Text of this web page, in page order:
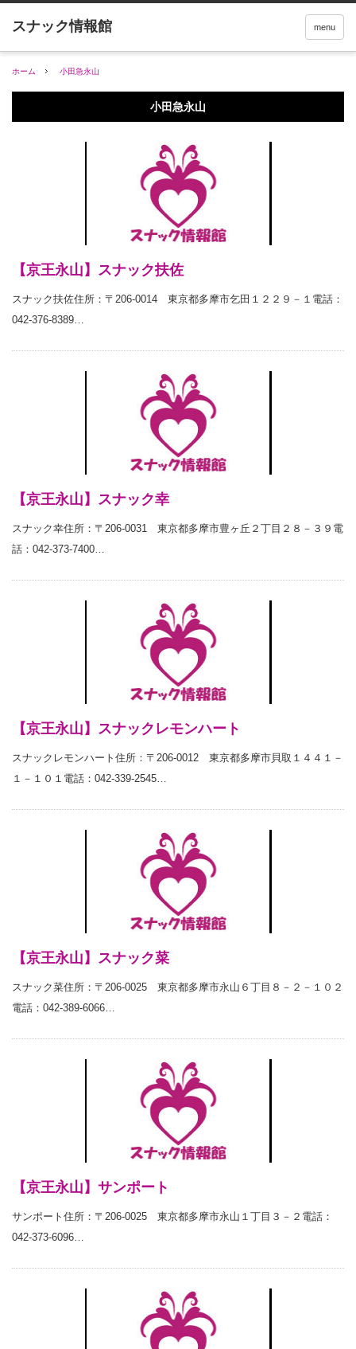
menu
ホーム 小田急永山
小田急永山
【京王永山】スナック扶佐
スナック扶佐住所：〒206-0014 東京都多摩市乞田１２２９－１電話：
042-376-8389…
【京王永山】スナック幸
スナック幸住所：〒206-0031 東京都多摩市豊ヶ丘２丁目２８－３９電
話：042-373-7400…
【京王永山】スナックレモンハート
スナックレモンハート住所：〒206-0012 東京都多摩市貝取１４４１－
１－１０１電話：042-339-2545…
【京王永山】スナック菜
スナック菜住所：〒206-0025 東京都多摩市永山６丁目８－２－１０２
電話：042-389-6066…
【京王永山】サンポート
サンポート住所：〒206-0025 東京都多摩市永山１丁目３－２電話：
042-373-6096…